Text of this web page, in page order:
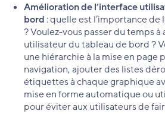
Amélioration de l’interface
bord : quelle est l’importance de
? Voulez-vous passer du temps
utilisateur du tableau de bord ?
une hiérarchie à la mise en page
navigation, ajouter des listes
étiquettes à chaque graphique
mise en forme automatique ou
pour éviter aux utilisateurs de